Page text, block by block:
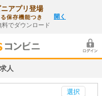
アプリ登場
保存機能つき
でダウンロード
開く
人